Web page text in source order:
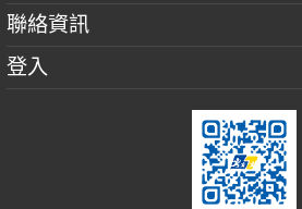
聯絡資訊
登入